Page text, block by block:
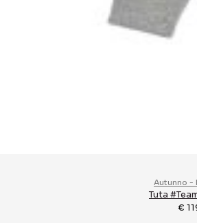
Autunno -
Tuta
€